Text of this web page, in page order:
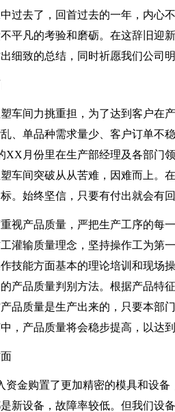
过去了，回首过去的一年，内心
平凡的考验和磨砺。在这辞旧迎
细致的总结，同时祈愿我们公司明
车间力挑重担，为了达到客户在
、单品种需求量少、客户订单不
月份里在生产部经理及各部门
车间突破从从苦难，因难而上。
。始终坚信，只要有付出就会有
视产品质量，严把生产工序的每
灌输质量理念，坚持操作工为第
技能方面基本的理论培训和现场
产品质量判别方法。根据产品特
品质量是生产出来的，只要本部
，产品质量将会稳步提高，以达
资金购置了更加精密的模具和设
新设备，故障率较低。但我们设